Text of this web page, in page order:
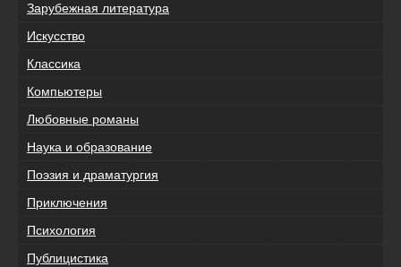
Зарубежная литература
Искусство
Классика
Компьютеры
Любовные романы
Наука и образование
Поэзия и драматургия
Приключения
Психология
Публицистика